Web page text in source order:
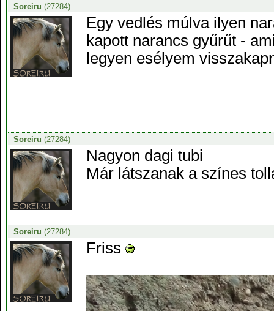
Soreiru (27284)
Egy vedlés múlva ilyen
kapott narancs gyűrűt -
legyen esélyem
Soreiru (27284)
Nagyon dagi tubi
Már látszanak a színes
Soreiru (27284)
Friss